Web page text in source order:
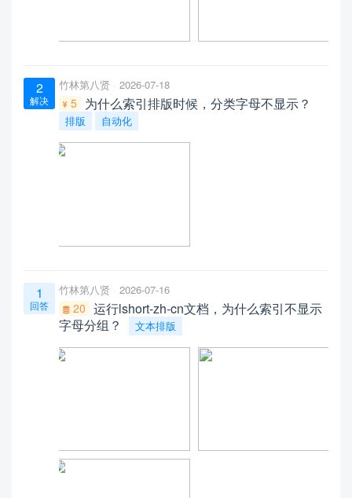
2
解决
竹林第八贤 2026-07-18
5 为什么索引排版时候，分类字母不显示？
排版 自动化
1
回答
竹林第八贤 2026-07-16
20 运行lshort-zh-cn文档，为什么索引不显示
字母分组？
文本排版